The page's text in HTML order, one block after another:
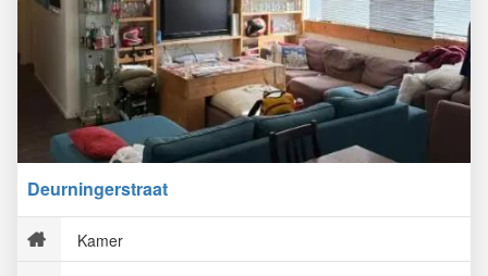
Deurningerstraat
Kamer